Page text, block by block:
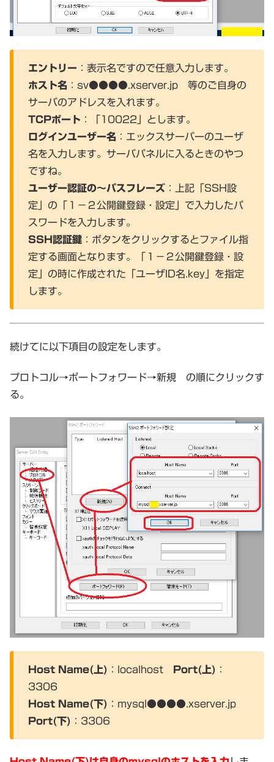
エントリー ：表示名ですので任意入力します。
ホスト名 ：sv●●●●.xserver.jp 等のご自身の
サーバのアドレスを入れます。
TCPポート ：「10022」とします。
ログインユーザー名 ：エックスサーバーのユーザ
名を入力します。サーバパネルに入るときのやつ
ですね。
ユーザー認証の～パスフレーズ ：上記「SSH設
定」の「１－２公開鍵登録・設定」で入力したパ
スワードを入力します。
SSH認証鍵 ：ボタンをクリックするとファイル指
定する画面となります。「１－２公開鍵登録・設
定」の時に作成された「ユーザID名.key」を指定
します。
続けてに以下項目の設定をします。
プロトコル→ポートフォワード→新規 の順にクリックす
る。
Host Name(上) ：localhost Port(上) ：
3306
Host Name(下) ：mysql●●●●.xserver.jp
Port(下) ：3306